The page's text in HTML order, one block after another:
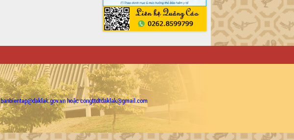
banbientap@daklak.gov.vn hoặc congttdtdaklak@gmail.com